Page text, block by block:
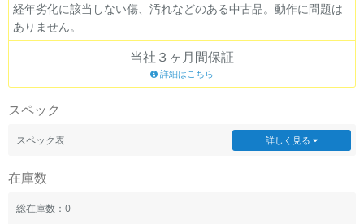
経年劣化に該当しない傷、汚れなどのある中古品。動作に問題は
ありません。
当社３ヶ月間保証
詳細はこちら
スペック
スペック表 詳しく見る
在庫数
総在庫数：0